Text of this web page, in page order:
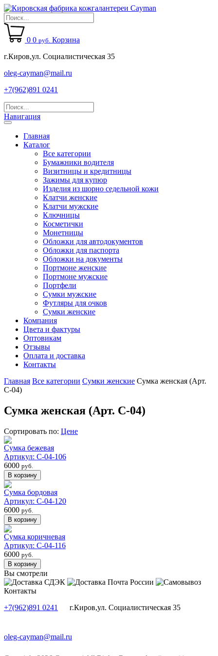
0 0 руб. Корзина
г.Киров,ул. Социалистическая 35
oleg-cayman@mail.ru
+7(962)891 0241
Навигация
Главная
Каталог
Все категории
Бумажники водителя
Визитницы и кредитницы
Зажимы для купюр
Изделия из шорно седельной кожи
Клатчи женские
Клатчи мужские
Ключницы
Косметички
Монетницы
Обложки для автодокументов
Обложки для паспорта
Обложки на документы
Портмоне женские
Портмоне мужские
Портфели
Сумки мужские
Футляры для очков
Сумки женские
Компания
Цвета и фактуры
Оптовикам
Отзывы
Оплата и доставка
Контакты
Главная Все категории Сумки женские Сумка женская (Арт.
С-04)
Сумка женская (Арт. С-04)
Сортировать по: Цене
Сумка бежевая
Артикул: С-04-106
6000 руб.
Сумка бордовая
Артикул: С-04-120
6000 руб.
Сумка коричневая
Артикул: С-04-116
6000 руб.
Вы смотрели
Контакты
+7(962)891 0241
г.Киров,ул. Социалистическая 35
oleg-cayman@mail.ru